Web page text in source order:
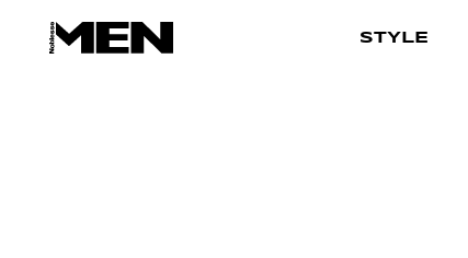
STYLE